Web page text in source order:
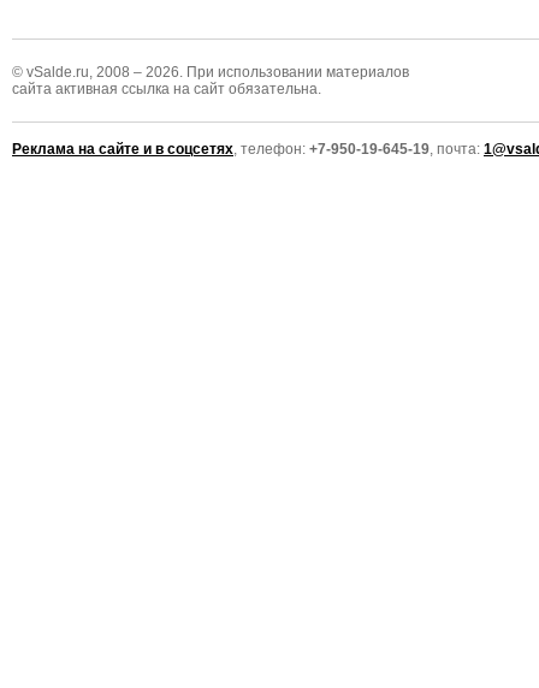
© vSalde.ru, 2008 – 2026. При использовании материалов
сайта активная ссылка на сайт обязательна.
Реклама на сайте и в соцсетях, телефон: +7-950-19-645-19, почта: